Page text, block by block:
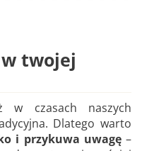
twojej
w czasach naszych
Dlatego warto
i przykuwa uwagę–